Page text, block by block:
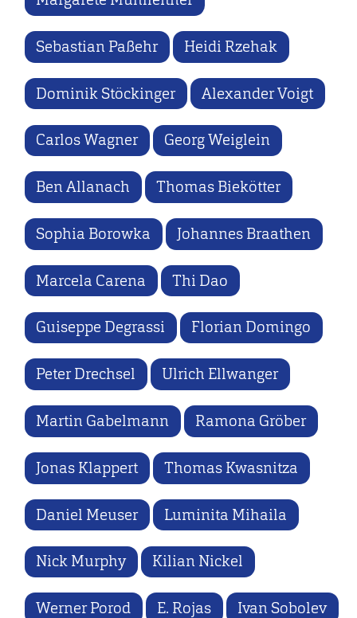
Sebastian Paßehr Heidi Rzehak
Dominik Stöckinger Alexander Voigt
Carlos Wagner Georg Weiglein
Ben Allanach Thomas Biekötter
Sophia Borowka Johannes Braathen
Marcela Carena Thi Dao
Guiseppe Degrassi Florian Domingo
Peter Drechsel Ulrich Ellwanger
Martin Gabelmann Ramona Gröber
Jonas Klappert Thomas Kwasnitza
Daniel Meuser Luminita Mihaila
Nick Murphy Kilian Nickel
Werner Porod E. Rojas Ivan Sobolev